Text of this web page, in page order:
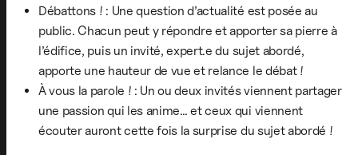
Débattons ! : Une question d’actualité est posée au
public. Chacun peut y répondre et apporter sa pierre à
l’édifice, puis un invité, expert.e du sujet abordé,
apporte une hauteur de vue et relance le débat !
À vous la parole ! : Un ou deux invités viennent partager
une passion qui les anime… et ceux qui viennent
écouter auront cette fois la surprise du sujet abordé !